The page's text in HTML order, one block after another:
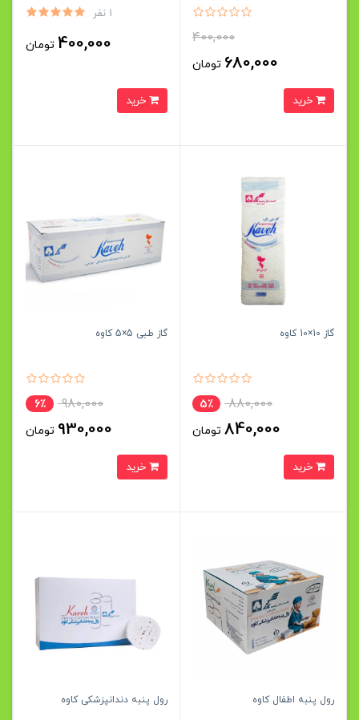
400,000
680,000 تومان
1 نفر
400,000 تومان
گاز 10×10 کاوه
880,000 5٪
840,000 تومان
گاز طبی 5×5 کاوه
980,000 6٪
930,000 تومان
رول پنبه اطفال کاوه رول پنبه دندانپزشکی کاوه